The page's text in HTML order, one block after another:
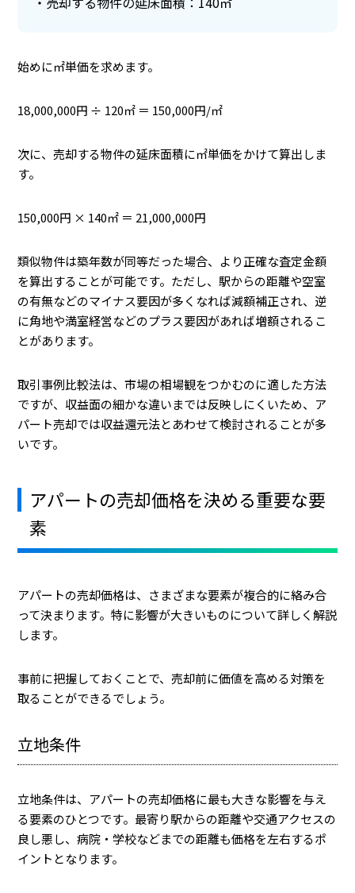
始めに㎡単価を求めます。
18,000,000円 ÷ 120㎡ ＝ 150,000円/㎡
次に、売却する物件の延床面積に㎡単価をかけて算出しま
す。
150,000円 × 140㎡ ＝ 21,000,000円
類似物件は築年数が同等だった場合、より正確な査定金額
を算出することが可能です。ただし、駅からの距離や空室
の有無などのマイナス要因が多くなれば減額補正され、逆
に角地や満室経営などのプラス要因があれば増額されるこ
とがあります。
取引事例比較法は、市場の相場観をつかむのに適した方法
ですが、収益面の細かな違いまでは反映しにくいため、ア
パート売却では収益還元法とあわせて検討されることが多
いです。
アパートの売却価格を決める重要な要
素
アパートの売却価格は、さまざまな要素が複合的に絡み合
って決まります。特に影響が大きいものについて詳しく解説
します。
事前に把握しておくことで、売却前に価値を高める対策を
取ることができるでしょう。
立地条件
立地条件は、アパートの売却価格に最も大きな影響を与え
る要素のひとつです。最寄り駅からの距離や交通アクセスの
良し悪し、病院・学校などまでの距離も価格を左右するポ
イントとなります。